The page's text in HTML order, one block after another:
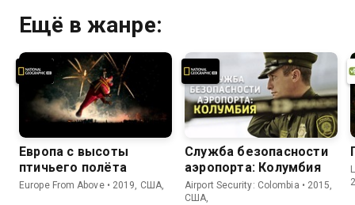
Ещё в жанре:
Европа с высоты
птичьего полёта
Europe From Above • 2019, США,
Служба безопасности
аэропорта: Колумбия
Airport Security: Colombia • 2015,
США,